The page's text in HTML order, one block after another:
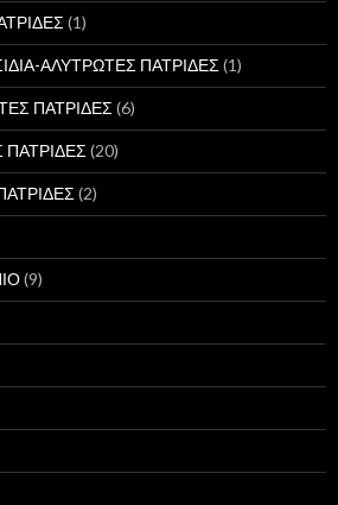
(1)
ΑΛΥΤΡΩΤΕΣ ΠΑΤΡΙΔΕΣ (1)
ΠΑΤΡΙΔΕΣ (6)
(20)
(2)
(9)